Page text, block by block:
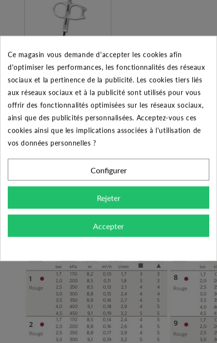
Clé de réglage de
turbine - Hunter
0.60 €
Ajouter au panier
Voici les performances :
Ce magasin vous demande d'accepter les cookies afin
d'optimiser les performances, les fonctionnalités des réseaux
sociaux et la pertinence de la publicité. Les cookies tiers liés
aux réseaux sociaux et à la publicité sont utilisés pour vous
offrir des fonctionnalités optimisées sur les réseaux sociaux,
ainsi que des publicités personnalisées. Acceptez-vous ces
cookies ainsi que les implications associées à l'utilisation de
vos données personnelles ?
Configurer
Rejeter
Accepter